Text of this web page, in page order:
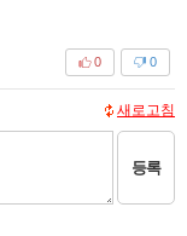
0
0
새로고침
등록